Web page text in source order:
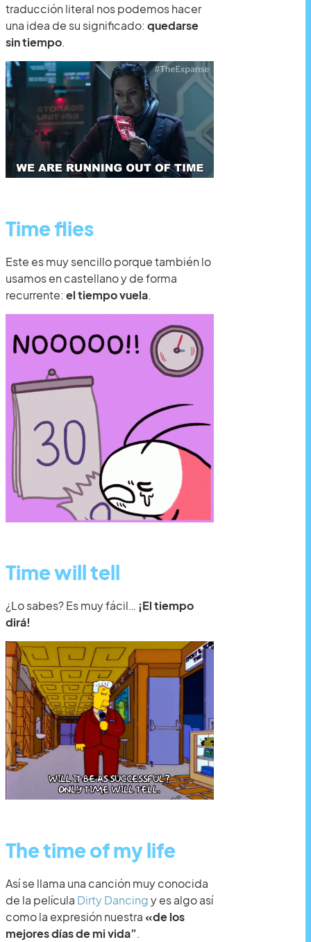
traducción literal nos podemos hacer
una idea de su significado: quedarse
sin tiempo.
Time flies
Este es muy sencillo porque también lo
usamos en castellano y de forma
recurrente: el tiempo vuela.
Time will tell
¿Lo sabes? Es muy fácil… ¡El tiempo
dirá!
The time of my life
Así se llama una canción muy conocida
de la película Dirty Dancingy es algo así
como la expresión nuestra «de los
mejores días de mi vida”.